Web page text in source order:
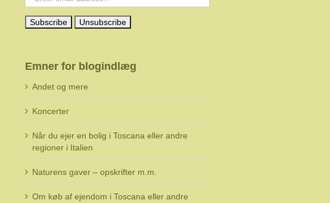
Emner for blogindlæg
Andet og mere
Koncerter
Når du ejer en bolig i Toscana eller andre
regioner i Italien
Naturens gaver – opskrifter m.m.
Om køb af ejendom i Toscana eller andre